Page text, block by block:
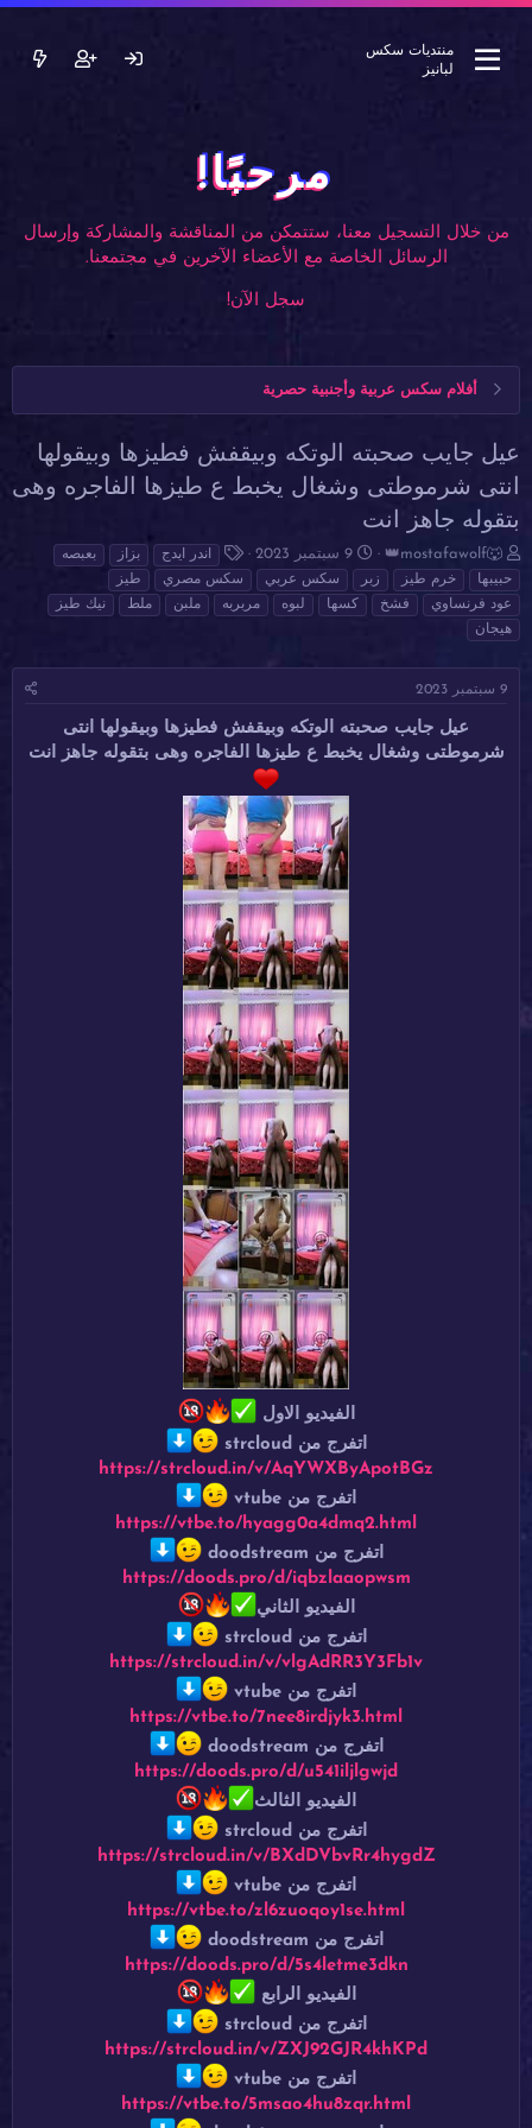
منتديات سكس
لبانيز
مرحبًا!
من خلال التسجيل معنا، ستتمكن من المناقشة والمشاركة وإرسال
الرسائل الخاصة مع الأعضاء الآخرين في مجتمعنا.
سجل الآن!
أفلام سكس عربية وأجنبية حصرية
عيل جايب صحبته الوتكه وبيقفش فطيزها وبيقولها
انتى شرموطتى وشغال يخبط ع طيزها الفاجره وهى
بتقوله جاهز انت
ب
ا
د
ئ
ا
م
و
👑mostafawolf🐺
ت
ا
ر
ي
د
ء
9 سبتمبر 2023
ل
و
س
اندر ايدج بزاز
بعبصه
حبيبها
خرم طيز زبر سكس عربي سكس مصري
طيز
عود فرنساوي
فشخ كسها لبوه مربربه ملبن ملط
نيك طيز
هيجان
9 سبتمبر 2023
عيل جايب صحبته الوتكه وبيقفش فطيزها وبيقولها انتى
شرموطتى وشغال يخبط ع طيزها الفاجره وهى بتقوله جاهز انت
الفيديو الاول
اتفرج من strcloud
https://strcloud.in/v/AqYWXByApotBGz
اتفرج من vtube
https://vtbe.to/hyagg0a4dmq2.html
اتفرج من doodstream
https://doods.pro/d/iqbzlaaopwsm
الفيديو الثاني
اتفرج من strcloud
https://strcloud.in/v/vlgAdRR3Y3Fb1v
اتفرج من vtube
https://vtbe.to/7nee8irdjyk3.html
اتفرج من doodstream
https://doods.pro/d/u541iljlgwjd
الفيديو الثالث
اتفرج من strcloud
https://strcloud.in/v/BXdDVbvRr4hygdZ
اتفرج من vtube
https://vtbe.to/zl6zuoqoy1se.html
اتفرج من doodstream
https://doods.pro/d/5s4letme3dkn
الفيديو الرابع
اتفرج من strcloud
https://strcloud.in/v/ZXJ92GJR4khKPd
اتفرج من vtube
https://vtbe.to/5msao4hu8zqr.html